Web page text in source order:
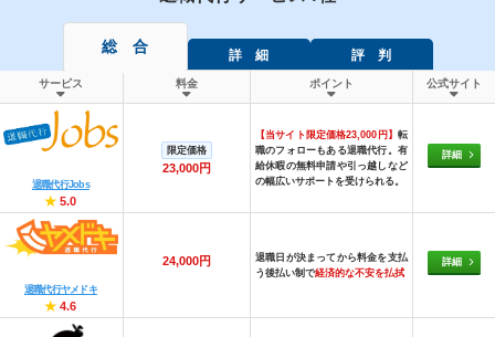
総 合 詳 細 評 判
サービス 料金 ポイント 公式サイト
退職代行Jobs
★ 5.0
限定価格
23,000円
【当サイト限定価格23,000円】 転
職のフォローもある退職代行。有
給休暇の無料申請や引っ越しなど
の幅広いサポートを受けられる。
詳細
退職代行ヤメドキ
★ 4.6
24,000円
退職日が決まってから料金を支払
う後払い制で経済的な不安を払拭
詳細